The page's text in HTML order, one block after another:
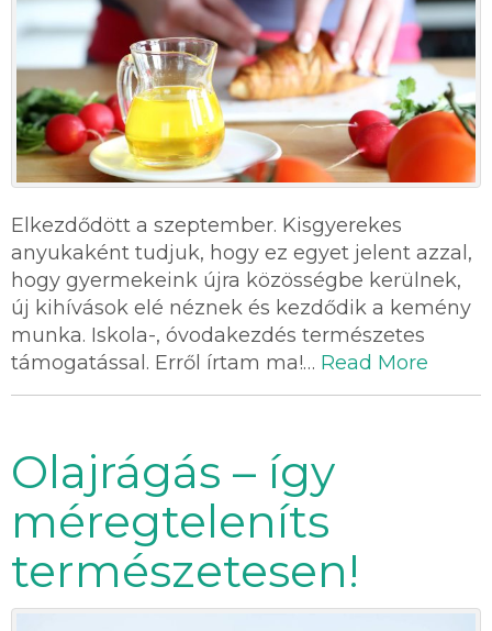
Elkezdődött a szeptember. Kisgyerekes
anyukaként tudjuk, hogy ez egyet jelent azzal,
hogy gyermekeink újra közösségbe kerülnek,
új kihívások elé néznek és kezdődik a kemény
munka. Iskola-, óvodakezdés természetes
támogatással. Erről írtam ma!… Read More
Olajrágás – így
méregteleníts
természetesen!